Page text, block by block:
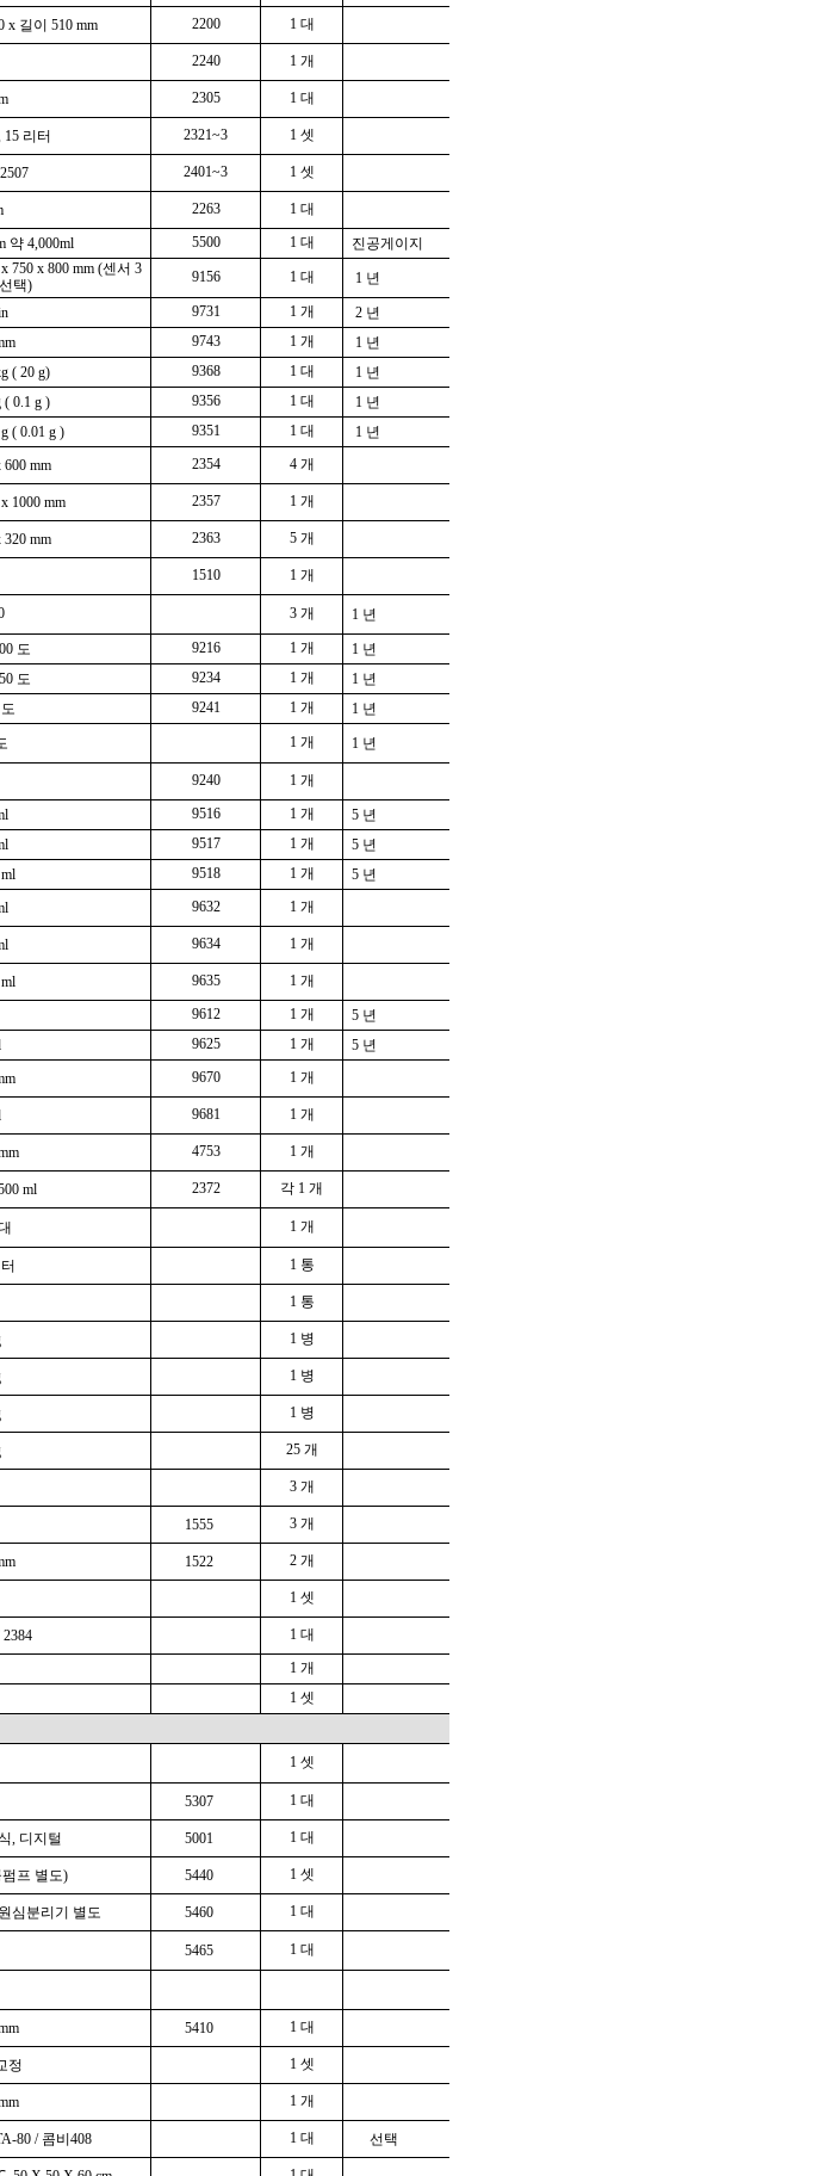
x 길이 510 mm 2200 1 대
2240 1 개
2305 1 대
15 리터 2321~3 1 셋
2401~3 1 셋
2263 1 대
약 4,000ml 5500 1 대 진공게이지
750 x 800 mm(센서 3
택)
9156 1 대 1 년
9731 1 개
2 년
9743 1 개
1 년
( 20 g) 9368 1 대
1 년
( 0.1 g ) 9356 1 대
1 년
( 0.01 g ) 9351 1 대
1 년
600 mm 2354 4 개
1000 mm 2357 1 개
320 mm 2363 5 개
1510 1 개
3 개 1 년
도 9216 1 개
1 년
도 9234 1 개
1 년
9241 1 개 1 년
1 개 1 년
9240 1 개
9516 1 개
5 년
9517 1 개
5 년
9518 1 개
5 년
9632 1 개
9634 1 개
9635 1 개
9612 1 개
5 년
9625 1 개
5 년
9670 1 개
9681 1 개
4753 1 개
ml 2372 각 1 개
1 개
1 통
1 통
1 병
1 병
1 병
25 개
3 개
1555 3 개
1522 2 개
1 셋
1 대
1 개
1 셋
1 셋
5307 1 대
, 디지털 5001 1 대
프 별도) 5440 1 셋
심분리기 별도 5460 1 대
5465 1 대
5410 1 대
정 1 셋
1 개
80 / 콤비408 1 대 선택